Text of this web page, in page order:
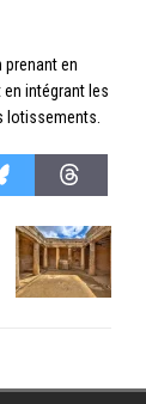
en
intégrant les
lotissements.